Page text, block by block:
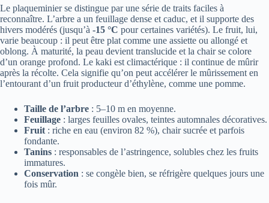
Le plaqueminier se distingue par une série de traits faciles à
reconnaître. L’arbre a un feuillage dense et caduc, et il supporte des
hivers modérés (jusqu’à -15 °C pour certaines variétés). Le fruit, lui,
varie beaucoup : il peut être plat comme une assiette ou allongé et
oblong. À maturité, la peau devient translucide et la chair se colore
d’un orange profond. Le kaki est climactérique : il continue de mûrir
après la récolte. Cela signifie qu’on peut accélérer le mûrissement en
l’entourant d’un fruit producteur d’éthylène, comme une pomme.
Taille de l’arbre : 5–10 m en moyenne.
Feuillage : larges feuilles ovales, teintes automnales décoratives.
Fruit : riche en eau (environ 82 %), chair sucrée et parfois
fondante.
Tanins : responsables de l’astringence, solubles chez les fruits
immatures.
Conservation : se congèle bien, se réfrigère quelques jours une
fois mûr.